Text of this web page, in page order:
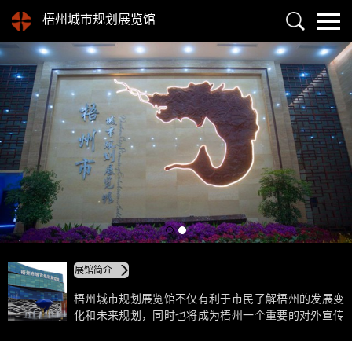
梧州城市规划展览馆
展馆简介
梧州城市规划展览馆不仅有利于市民了解梧州的发展变
化和未来规划，同时也将成为梧州一个重要的对外宣传